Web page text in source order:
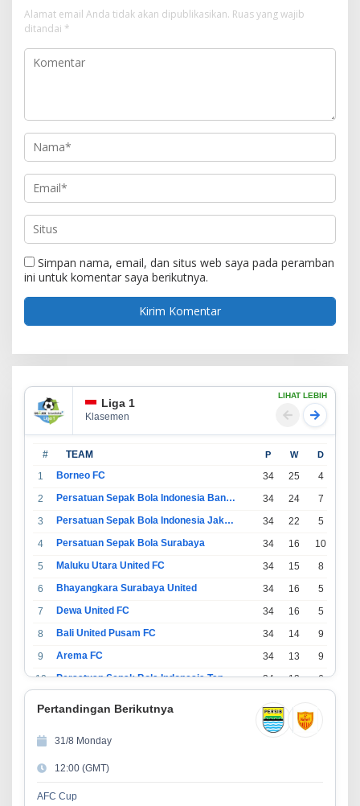
Alamat email Anda tidak akan dipublikasikan. Ruas yang wajib
ditandai *
Simpan nama, email, dan situs web saya pada peramban
ini untuk komentar saya berikutnya.
Liga 1
Klasemen
LIHAT LEBIH
# TEAM P W D
1 Borneo FC 34 25 4
2
Persatuan Sepak Bola Indonesia Bandung 34 24 7
3
Persatuan Sepak Bola Indonesia Jakarta 34 22 5
4
Persatuan Sepak Bola Surabaya 34 16 10
5
Maluku Utara United FC 34 15 8
6
Bhayangkara Surabaya United 34 16 5
7
Dewa United FC 34 16 5
8
Bali United Pusam FC 34 14 9
9
Arema FC 34 13 9
10
Persatuan Sepak Bola Indonesia Tangerang 34 13 6
34 11
13
14
Madura United FC
15
Persatuan Sepakbola Makassar
Pertandingan Berikutnya
31/8 Monday
12:00 (GMT)
AFC Cup